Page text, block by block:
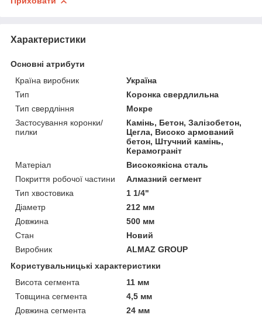
Характеристики
Основні атрибути
Країна виробник
Україна
Тип
Коронка свердлильна
Тип свердління
Мокре
Застосування коронки/
пилки
Камінь, Бетон, Залізобетон,
Цегла, Високо армований
бетон, Штучний камінь,
Керамограніт
Матеріал
Високоякісна сталь
Покриття робочої частини
Алмазний сегмент
Тип хвостовика
1 1/4"
Діаметр
212 мм
Довжина
500 мм
Стан
Новий
Виробник
ALMAZ GROUP
Користувальницькі характеристики
Висота сегмента
11 мм
Товщина сегмента
4,5 мм
Довжина сегмента
24 мм